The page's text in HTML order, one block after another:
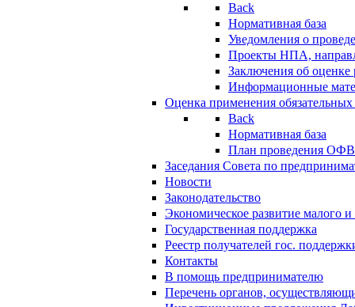
Back
Нормативная база
Уведомления о
Проекты НПА,
Заключения об
Информационные
Оценка применения
Back
Нормативная база
План проведения
Заседания Совета по
Новости
Законодательство
Экономическое развитие малого и
Государственная поддержка
Реестр получателей гос.
Контакты
В помощь предпринимателю
Перечень органов,